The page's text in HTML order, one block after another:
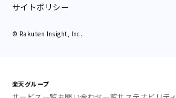
サイトポリシー
© Rakuten Insight, Inc.
楽天グループ